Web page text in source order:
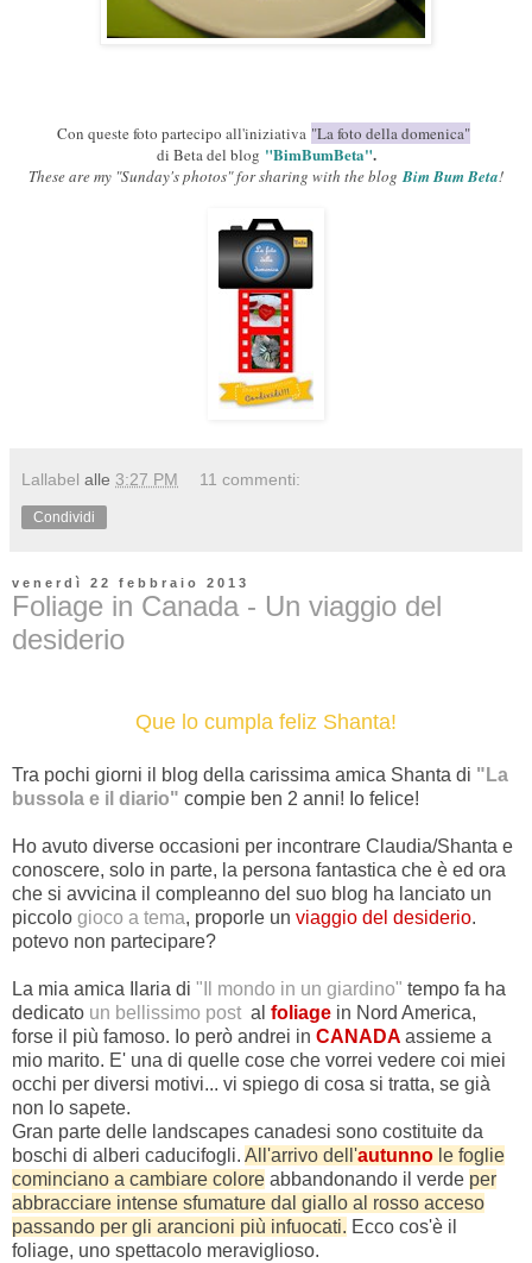
Con queste foto partecipo all'iniziativa "La foto della domenica"
di Beta del blog "BimBumBeta".
These are my "Sunday's photos" for sharing with the blogBim Bum Beta!
Lallabel alle 3:27 PM 11 commenti:
Condividi
venerdì 22 febbraio 2013
Foliage in Canada - Un viaggio del
desiderio
Que lo cumpla feliz Shanta!
Tra pochi giorni il blog della carissima amica Shanta di "La
bussola e il diario" compie ben 2 anni! Io felice!
Ho avuto diverse occasioni per incontrare Claudia/Shanta e
conoscere, solo in parte, la persona fantastica che è ed ora
che si avvicina il compleanno del suo blog ha lanciato un
piccolo gioco a tema, proporle un viaggio del desiderio.
potevo non partecipare?
La mia amica Ilaria di "Il mondo in un giardino" tempo fa ha
dedicato un bellissimo post al foliage in Nord America,
forse il più famoso. Io però andrei in CANADA assieme a
mio marito. E' una di quelle cose che vorrei vedere coi miei
occhi per diversi motivi... vi spiego di cosa si tratta, se già
non lo sapete.
Gran parte delle landscapes canadesi sono costituite da
boschi di alberi caducifogli. All'arrivo dell'autunno le foglie
cominciano a cambiare colore abbandonando il verde per
abbracciare intense sfumature dal giallo al rosso acceso
passando per gli arancioni più infuocati. Ecco cos'è il
foliage, uno spettacolo meraviglioso.